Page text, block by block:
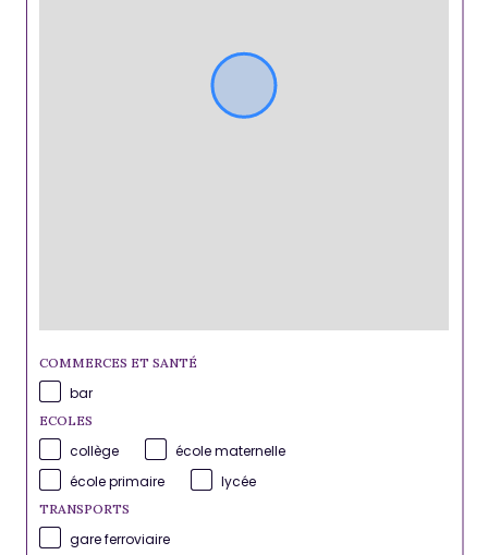
COMMERCES ET SANTÉ
bar
ECOLES
collège
école maternelle
école primaire
lycée
TRANSPORTS
gare ferroviaire